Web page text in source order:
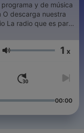
Volumen 1 x
00:00